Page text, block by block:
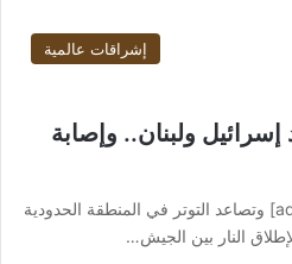
إشراقات عالمية
ولبنان.. وإصابة
من صحيفة اشراق العالم 24:[ad_1] وتصاعد التوتر في المنطقة الحدودية
النار بين الجيش…